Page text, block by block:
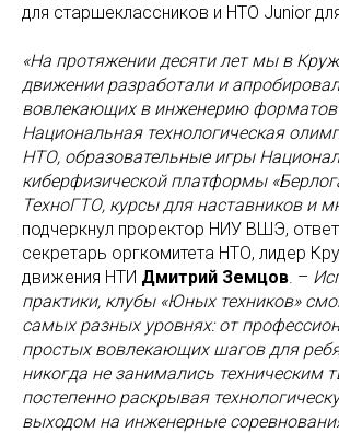
для старшеклассников и НТО Junior
«На протяжении десяти лет мы в
движении разработали и
вовлекающих в инженерию
Национальная технологическая
НТО, образовательные игры
киберфизической платформы
ТехноГТО, курсы для наставников и
подчеркнул проректор НИУ ВШЭ,
секретарь оргкомитета НТО, лидер
движения НТИ Дмитрий Земцов . –
практики, клубы «Юных техников»
самых разных уровнях: от
простых вовлекающих шагов для
никогда не занимались техническим
постепенно раскрывая
выходом на инженерные